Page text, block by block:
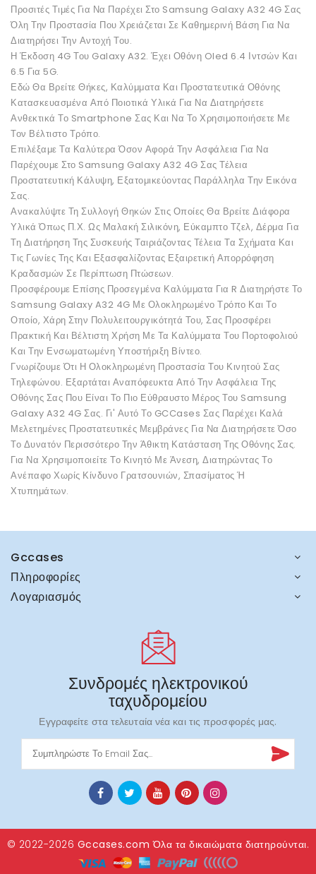
Προσιτές Τιμές Για Να Παρέχει Στο Samsung Galaxy A32 4G Σας
Όλη Την Προστασία Που Χρειάζεται Σε Καθημερινή Βάση Για Να
Διατηρήσει Την Αντοχή Του.
Η Έκδοση 4G Του Galaxy A32. Έχει Οθόνη Oled 6.4 Ιντσών Και
6.5 Για 5G.
Εδώ Θα Βρείτε Θήκες, Καλύμματα Και Προστατευτικά Οθόνης
Κατασκευασμένα Από Ποιοτικά Υλικά Για Να Διατηρήσετε
Ανθεκτικά Το Smartphone Σας Και Να Το Χρησιμοποιήσετε Με
Τον Βέλτιστο Τρόπο.
Επιλέξαμε Τα Καλύτερα Όσον Αφορά Την Ασφάλεια Για Να
Παρέχουμε Στο Samsung Galaxy A32 4G Σας Τέλεια
Προστατευτική Κάλυψη, Εξατομικεύοντας Παράλληλα Την Εικόνα
Σας.
Ανακαλύψτε Τη Συλλογή Θηκών Στις Οποίες Θα Βρείτε Διάφορα
Υλικά Όπως Π.Χ. Ως Μαλακή Σιλικόνη, Εύκαμπτο Τζελ, Δέρμα Για
Τη Διατήρηση Της Συσκευής Ταιριάζοντας Τέλεια Τα Σχήματα Και
Τις Γωνίες Της Και Εξασφαλίζοντας Εξαιρετική Απορρόφηση
Κραδασμών Σε Περίπτωση Πτώσεων.
Προσφέρουμε Επίσης Προσεγμένα Καλύμματα Για R Διατηρήστε Το
Samsung Galaxy A32 4G Με Ολοκληρωμένο Τρόπο Και Το
Οποίο, Χάρη Στην Πολυλειτουργικότητά Του, Σας Προσφέρει
Πρακτική Και Βέλτιστη Χρήση Με Τα Καλύμματα Του Πορτοφολιού
Και Την Ενσωματωμένη Υποστήριξη Βίντεο.
Γνωρίζουμε Ότι Η Ολοκληρωμένη Προστασία Του Κινητού Σας
Τηλεφώνου. Εξαρτάται Αναπόφευκτα Από Την Ασφάλεια Της
Οθόνης Σας Που Είναι Το Πιο Εύθραυστο Μέρος Του Samsung
Galaxy A32 4G Σας. Γι' Αυτό Το GCCases Σας Παρέχει Καλά
Μελετημένες Προστατευτικές Μεμβράνες Για Να Διατηρήσετε Όσο
Το Δυνατόν Περισσότερο Την Άθικτη Κατάσταση Της Οθόνης Σας.
Για Να Χρησιμοποιείτε Το Κινητό Με Άνεση, Διατηρώντας Το
Ανέπαφο Χωρίς Κίνδυνο Γρατσουνιών, Σπασίματος Ή
Χτυπημάτων.
Gccases
Πληροφορίες
Λογαριασμός
Συνδρομές ηλεκτρονικού
ταχυδρομείου
Εγγραφείτε στα τελευταία νέα και τις προσφορές μας.
© 2022-2026 Gccases.com Όλα τα δικαιώματα διατηρούνται.